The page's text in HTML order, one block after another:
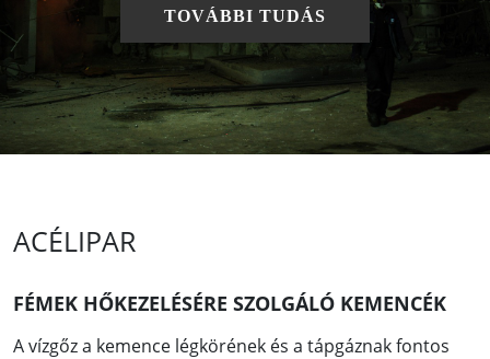
TOVÁBBI TUDÁS
ACÉLIPAR
FÉMEK HŐKEZELÉSÉRE SZOLGÁLÓ KEMENCÉK
A vízgőz a kemence légkörének és a tápgáznak fontos